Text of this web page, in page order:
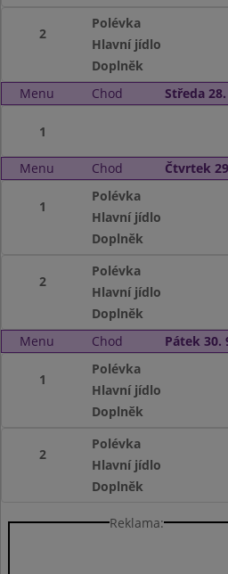
2
Polévka
Hlavní jídlo
Doplněk
Menu
Chod Středa
1
Menu Chod Čtvrtek
1
Polévka
Hlavní jídlo
Doplněk
2
Polévka
Hlavní jídlo
Doplněk
Menu
Chod Pátek 30.
1
Polévka
Hlavní jídlo
Doplněk
2
Polévka
Hlavní jídlo
Doplněk
Reklama: